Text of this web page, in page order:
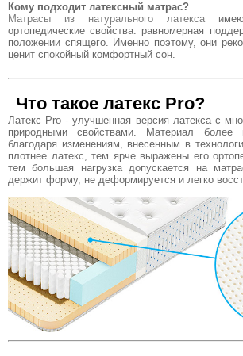
Кому подходит латексный матрас?
Матрасы из натурального латекса
ортопедические свойства: равномерная
положении спящего. Именно поэтому, они
ценит спокойный комфортный сон.
Что такое латекс Pro?
Латекс Pro - улучшенная версия латекса с
природными свойствами. Материал более
благодаря изменениям, внесенным в
плотнее латекс, тем ярче выражены его
тем большая нагрузка допускается на
держит форму, не деформируется и легко